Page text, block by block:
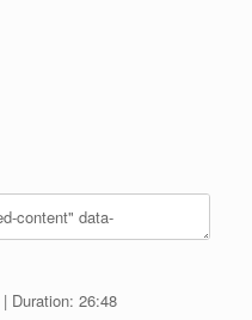
| Duration: 26:48